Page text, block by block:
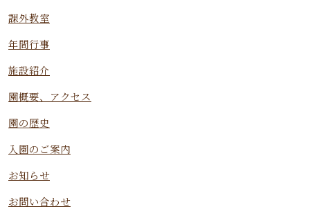
課外教室
年間行事
施設紹介
園概要、アクセス
園の歴史
入園のご案内
お知らせ
お問い合わせ